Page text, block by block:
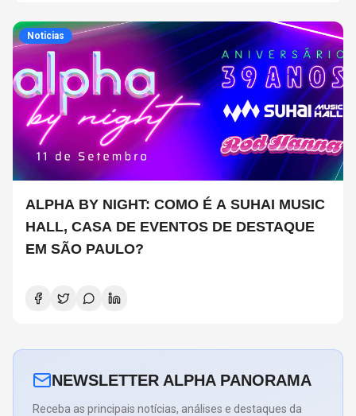
Noticias
ALPHA BY NIGHT: COMO É A SUHAI MUSIC
HALL, CASA DE EVENTOS DE DESTAQUE
EM SÃO PAULO?
NEWSLETTER ALPHA PANORAMA
Receba as principais notícias, análises e destaques da